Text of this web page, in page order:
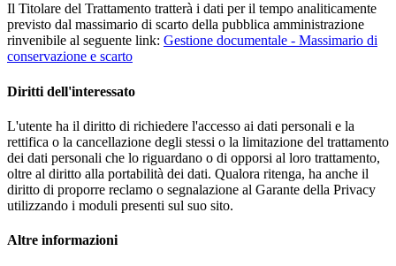
Il Titolare del Trattamento tratterà i dati per il tempo analiticamente
previsto dal massimario di scarto della pubblica amministrazione
rinvenibile al seguente link: Gestione documentale - Massimario di
conservazione e scarto
Diritti dell'interessato
L'utente ha il diritto di richiedere l'accesso ai dati personali e la
rettifica o la cancellazione degli stessi o la limitazione del trattamento
dei dati personali che lo riguardano o di opporsi al loro trattamento,
oltre al diritto alla portabilità dei dati. Qualora ritenga, ha anche il
diritto di proporre reclamo o segnalazione al Garante della Privacy
utilizzando i moduli presenti sul suo sito.
Altre informazioni